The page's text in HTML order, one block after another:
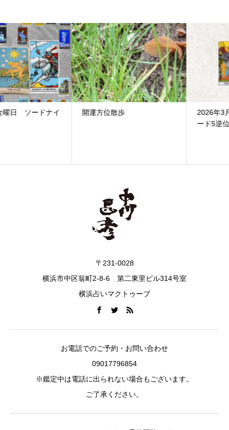
開運方位散歩
2026年3月4日 水曜日 ソ
〒231-0028
横浜市中区翁町2-8-6 第二東里ビル314号室
横浜占いマクトゥーブ
お電話でのご予約・お問い合わせ
09017796854
※鑑定中は電話に出られない場合もございます。
ご了承ください。